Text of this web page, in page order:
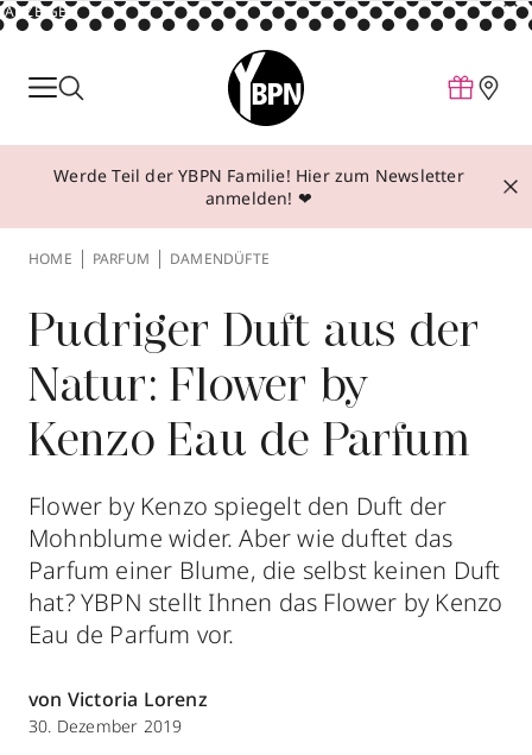
ANZEIGE
Parfum
Make-up
Behandlungen
Über YBPN
Aktionen
Storefinder
Werde Teil der YBPN Familie! Hier zum Newsletter
anmelden! ❤
HOME PARFUM DAMENDÜFTE
Pudriger Duft aus der
Natur: Flower by
Kenzo Eau de Parfum
Flower by Kenzo spiegelt den Duft der
Mohnblume wider. Aber wie duftet das
Parfum einer Blume, die selbst keinen Duft
hat? YBPN stellt Ihnen das Flower by Kenzo
Eau de Parfum vor.
von Victoria Lorenz
30. Dezember 2019